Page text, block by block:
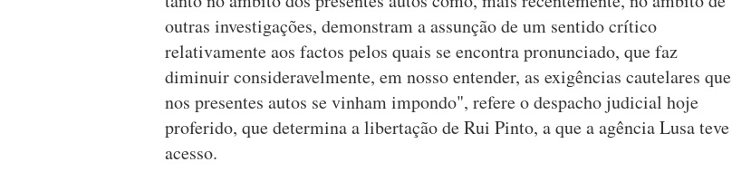
outras investigações, demonstram a assunção de um sentido crítico
relativamente aos factos pelos quais se encontra pronunciado, que faz
diminuir consideravelmente, em nosso entender, as exigências cautelares que
nos presentes autos se vinham impondo", refere o despacho judicial hoje
proferido, que determina a libertação de Rui Pinto, a que a agência Lusa teve
acesso.